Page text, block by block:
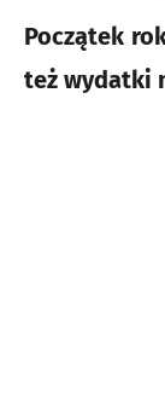
Początek
też wydatki